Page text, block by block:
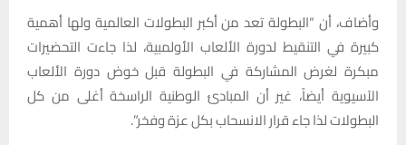
وأضاف، أن “البطولة تعد من أكبر البطولات العالمية ولها أهمية
كبيرة في التنقيط لدورة الألعاب الأولمبية، لذا جاءت التحضيرات
مبكرة لغرض المشاركة في البطولة قبل خوض دورة الألعاب
الآسيوية أيضاً، غير أن المبادئ الوطنية الراسخة أغلى من كل
البطولات لذا جاء قرار الانسحاب بكل عزة وفخر”.